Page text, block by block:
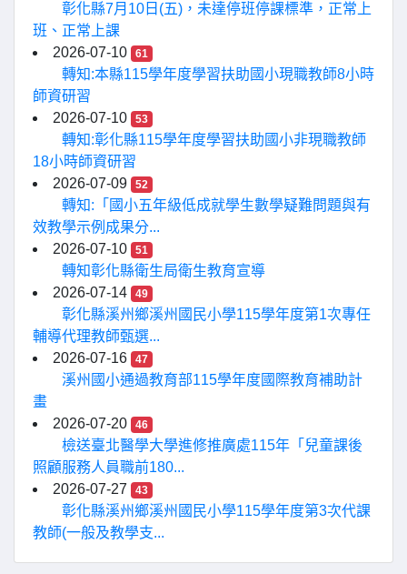
彰化縣7月10日(五)，未達停班停課標準，正常上
班、正常上課
2026-07-10
61
轉知:本縣115學年度學習扶助國小現職教師8小時
師資研習
2026-07-10
53
轉知:彰化縣115學年度學習扶助國小非現職教師
18小時師資研習
2026-07-09
52
轉知:「國小五年級低成就學生數學疑難問題與有
效教學示例成果分...
2026-07-10
51
轉知彰化縣衛生局衛生教育宣導
2026-07-14
49
彰化縣溪州鄉溪州國民小學115學年度第1次專任
輔導代理教師甄選...
2026-07-16
47
溪州國小通過教育部115學年度國際教育補助計
畫
2026-07-20
46
檢送臺北醫學大學進修推廣處115年「兒童課後
照顧服務人員職前180...
2026-07-27
43
彰化縣溪州鄉溪州國民小學115學年度第3次代課
教師(一般及教學支...